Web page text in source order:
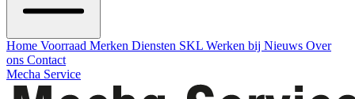
Home Voorraad Merken Diensten SKL Werken bij Nieuws Over
ons Contact
Mecha Service